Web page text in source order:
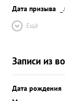
Дата призыва
Ещё
Записи из
Дата рождения